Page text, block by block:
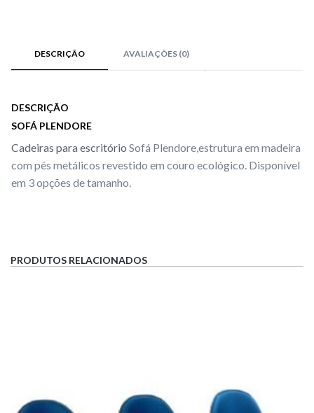
DESCRIÇÃO AVALIAÇÕES (0)
DESCRIÇÃO
SOFÁ PLENDORE
Cadeiras para escritório Sofá Plendore,estrutura em madeira
com pés metálicos revestido em couro ecológico. Disponível
em 3 opções de tamanho.
PRODUTOS RELACIONADOS